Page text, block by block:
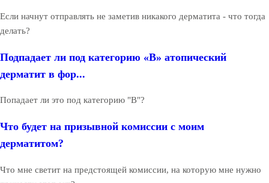
Если начнут отправлять не заметив никакого дерматита - что тогда
делать?
Подпадает ли под категорию «В» атопический
дерматит в фор...
Попадает ли это под категорию "В"?
Что будет на призывной комиссии с моим
дерматитом?
Что мне светит на предстоящей комиссии, на которую мне нужно